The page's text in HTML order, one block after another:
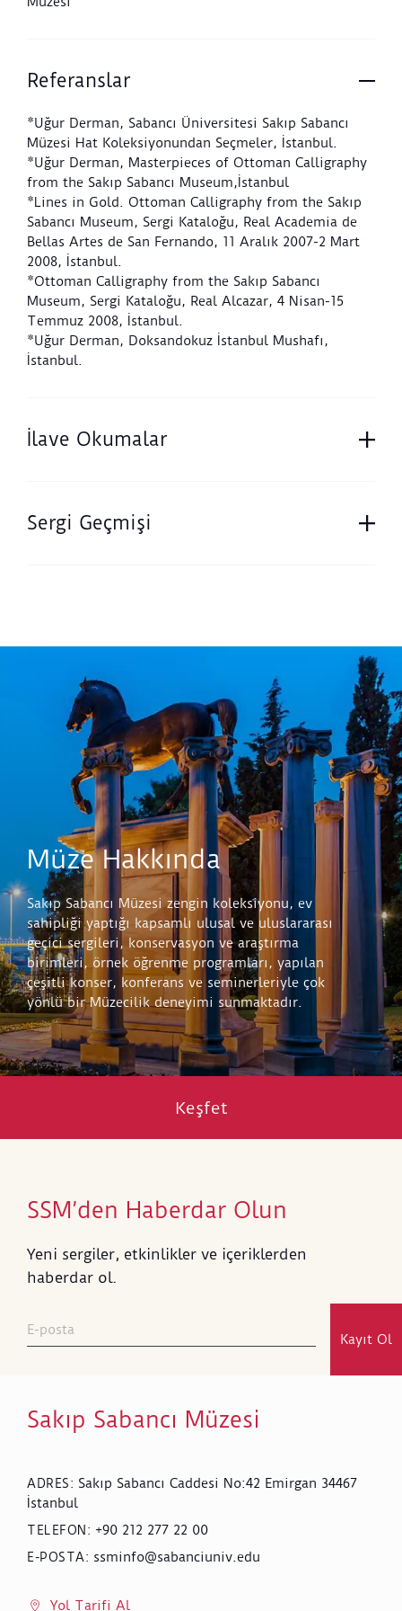
da eklenmiştir. Müzehhibin pembe renge düşkünlüğü,
buketinde öne çıkar. Sümbülün sapının dibindeki
altınlı çerçeve içinde
Zehhebehu Hasan 1256
yazılıdır.
Kitabın miklepli özgün deri cildinin dış kapakları
lâkedir. Cildin dış kapaklarının orta alanı sarı,
kırmızı, yeşil tonunda altınla boyanmış saz yaprakları
ve buketlerle süslenmiş, dar pervazlara altın zencirek
yapılmıştır. Lacivert deri iç kapaklara ve yan kâğıdın
üzerine saz yapraklı köşebentler ve ortaya altınlı uzun
bir buket yerleştirilmiştir.
Referanslar
*Uğur Derman, Sabancı Üniversitesi Sakıp Sabancı
Müzesi Hat Koleksiyonundan Seçmeler, İstanbul.
*Uğur Derman, Masterpieces of Ottoman Calligraphy
from the Sakıp Sabancı Museum,İstanbul
*Lines in Gold. Ottoman Calligraphy from the Sakıp
Sabancı Museum, Sergi Kataloğu, Real Academia de
Bellas Artes de San Fernando, 11 Aralık 2007-2 Mart
2008, İstanbul.
*Ottoman Calligraphy from the Sakıp Sabancı
Museum, Sergi Kataloğu, Real Alcazar, 4 Nisan-15
Temmuz 2008, İstanbul.
*Uğur Derman, Doksandokuz İstanbul Mushafı,
İstanbul.
İlave Okumalar
Sergi Geçmişi
Müze Hakkında
Sakıp Sabancı Müzesi zengin koleksiyonu, ev
sahipliği yaptığı kapsamlı ulusal ve uluslararası
geçici sergileri, konservasyon ve araştırma
birimleri, örnek öğrenme programları, yapılan
çeşitli konser, konferans ve seminerleriyle çok
yönlü bir Müzecilik deneyimi sunmaktadır.
Keşfet
SSM’den Haberdar Olun
Yeni sergiler, etkinlikler ve içeriklerden
haberdar ol.
Kayıt Ol
Sakıp Sabancı Müzesi
ADRES: Sakıp Sabancı Caddesi No:42 Emirgan 34467
İstanbul
TELEFON : +90 212 277 22 00
E-POSTA: ssminfo@sabanciuniv.edu
Yol Tarifi Al